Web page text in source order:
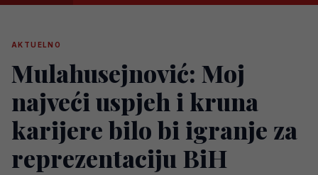
AKTUELNO
Mulahusejnović: Moj
najveći uspjeh i kruna
karijere bilo bi igranje za
reprezentaciju BiH